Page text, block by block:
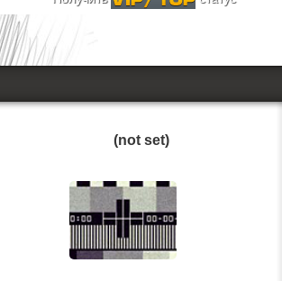
(not set)